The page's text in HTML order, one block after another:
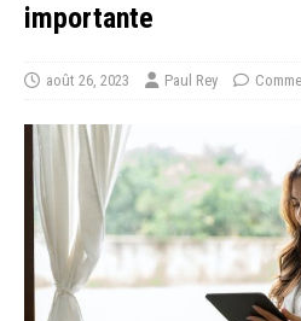
importante
août 26, 2023 Paul Rey